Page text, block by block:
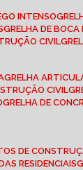
INTENSO
GRELHA DE
CIVIL
GRELHA
CIVIL
GRELHA DE
DE
RESIDENCIAIS